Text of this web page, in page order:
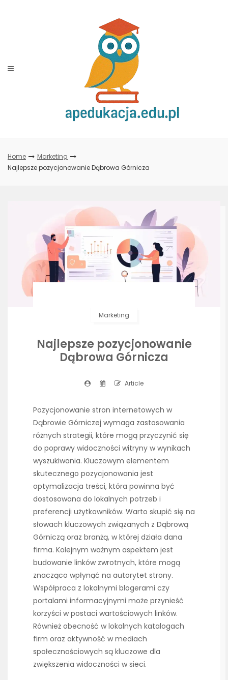
Home
Marketing
Najlepsze pozycjonowanie Dąbrowa Górnicza
Marketing
Najlepsze pozycjonowanie
Dąbrowa Górnicza
Article
Pozycjonowanie stron internetowych w
Dąbrowie Górniczej wymaga zastosowania
różnych strategii, które mogą przyczynić się
do poprawy widoczności witryny w wynikach
wyszukiwania. Kluczowym elementem
skutecznego pozycjonowania jest
optymalizacja treści, która powinna być
dostosowana do lokalnych potrzeb i
preferencji użytkowników. Warto skupić się na
słowach kluczowych związanych z Dąbrową
Górniczą oraz branżą, w której działa dana
firma. Kolejnym ważnym aspektem jest
budowanie linków zwrotnych, które mogą
znacząco wpłynąć na autorytet strony.
Współpraca z lokalnymi blogerami czy
portalami informacyjnymi może przynieść
korzyści w postaci wartościowych linków.
Również obecność w lokalnych katalogach
firm oraz aktywność w mediach
społecznościowych są kluczowe dla
zwiększenia widoczności w sieci.